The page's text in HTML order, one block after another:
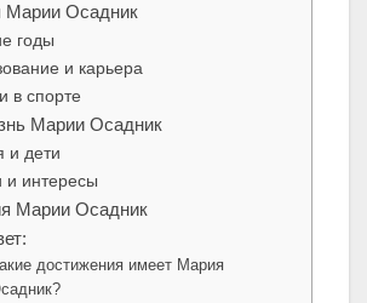
Марии Осадник
годы
и карьера
в спорте
Марии Осадник
и дети
и интересы
Марии Осадник
достижения имеет Мария